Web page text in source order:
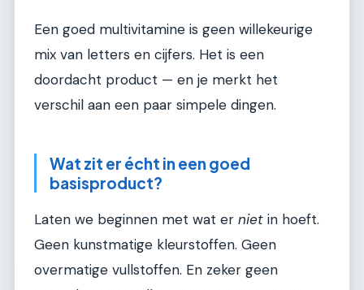
Een goed multivitamine is geen willekeurige
mix van letters en cijfers. Het is een
doordacht product — en je merkt het
verschil aan een paar simpele dingen.
Wat zit er écht in een goed
basisproduct?
Laten we beginnen met wat er niet in hoeft.
Geen kunstmatige kleurstoffen. Geen
overmatige vullstoffen. En zeker geen